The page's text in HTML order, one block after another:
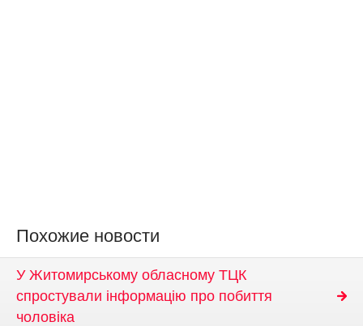
Похожие новости
У Житомирському обласному ТЦК
спростували інформацію про побиття
чоловіка